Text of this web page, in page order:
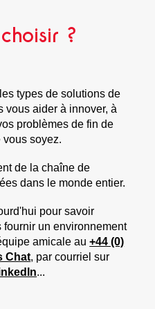
?
types de solutions de
vous aider à innover, à
problèmes de fin de
soyez.
de la chaîne de
dans le monde entier.
pour savoir
un environnement
amicale au+44 (0)
Chat, par courriel sur
...